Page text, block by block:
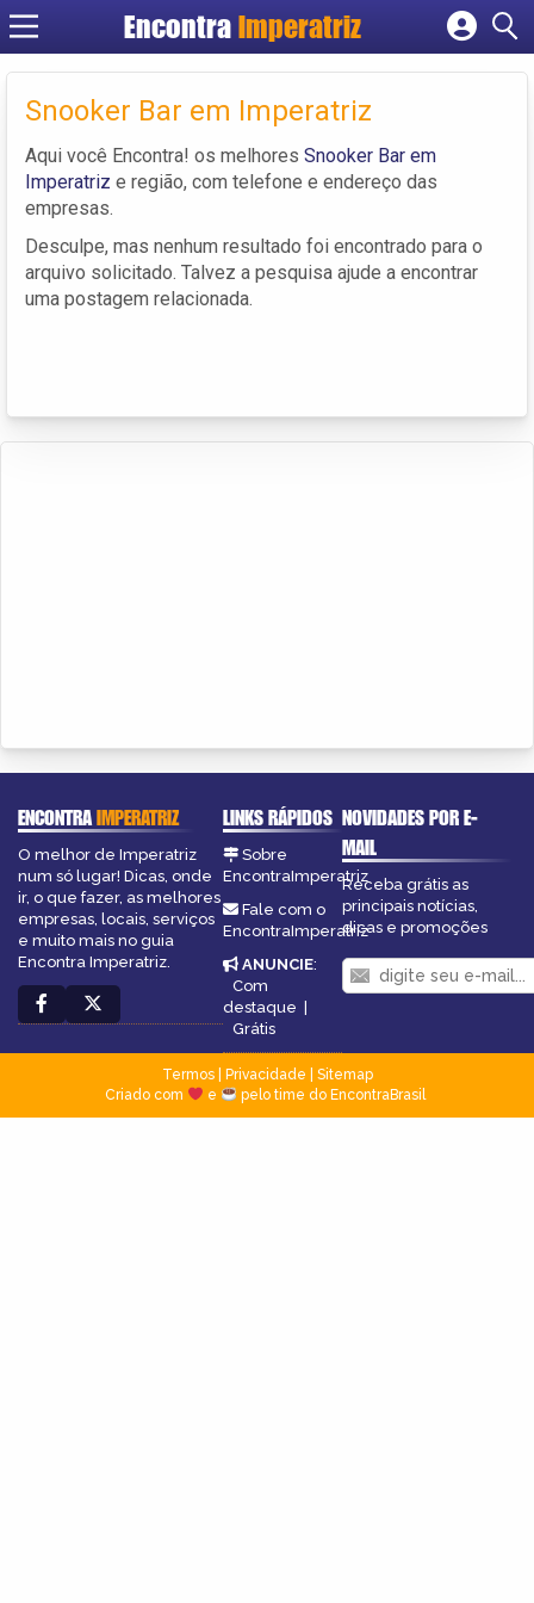
Encontra Imperatriz
Cadastrar empresa
Criar conta
Snooker Bar em Imperatriz
Aqui você Encontra! os melhores Snooker Bar em
Imperatriz e região, com telefone e endereço das
empresas.
Desculpe, mas nenhum resultado foi encontrado para o
arquivo solicitado. Talvez a pesquisa ajude a encontrar
uma postagem relacionada.
ENCONTRAIMPERATRIZ
O melhor de Imperatriz
num só lugar! Dicas, onde
ir, o que fazer, as melhores
empresas, locais, serviços
e muito mais no guia
Encontra Imperatriz.
LINKS RÁPIDOS
Sobre
EncontraImperatriz
Fale com o
EncontraImperatriz
ANUNCIE:
Com
destaque |
Grátis
NOVIDADES POR E-
MAIL
Receba grátis as
principais notícias,
dicas e promoções
Termos| Privacidade
Sitemap
Criado com
e pelo time do EncontraBrasil